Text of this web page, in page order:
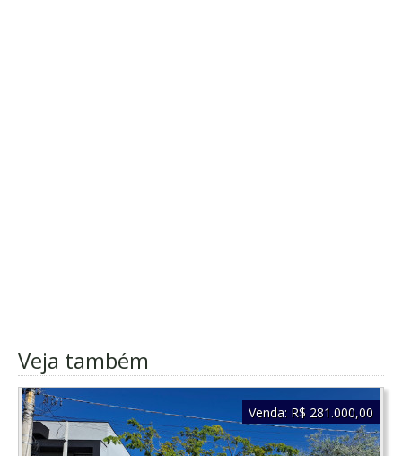
Veja também
Venda: R$ 281.000,00